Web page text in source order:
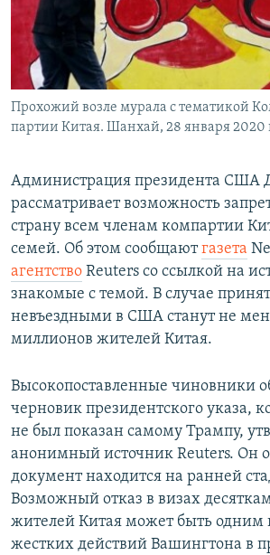
Прохожий возле мурала с тематикой
партии Китая. Шанхай, 28 января 2020
Администрация президента США
рассматривает возможность
страну всем членам компартии
семей. Об этом сообщаютгазета
агентство Reuters со ссылкой на
знакомые с темой. В случае
невъездными в США станут не
миллионов жителей Китая.
Высокопоставленные чиновники
черновик президентского указа,
не был показан самому Трампу,
анонимный источник Reuters. Он
документ находится на ранней
Возможный отказ в визах
жителей Китая может быть одним
жестких действий Вашингтона в